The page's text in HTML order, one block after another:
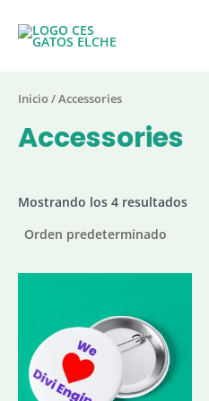
contenido
Inicio/ Accessories
Accessories
Mostrando los 4 resultados